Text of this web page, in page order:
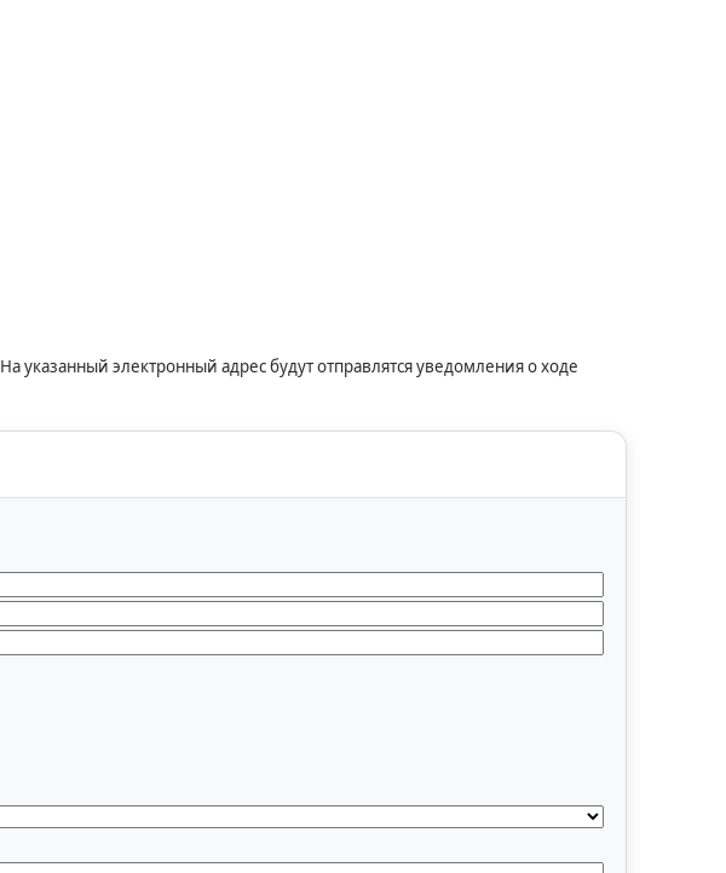
На указанный электронный адрес будут отправлятся уведомления о ходе